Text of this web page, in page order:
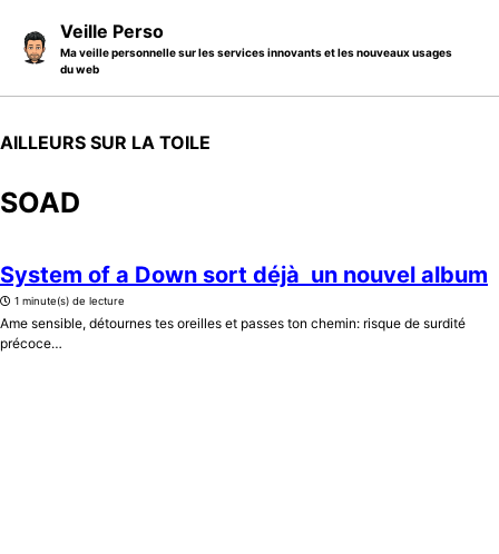
Veille Perso
Ma veille personnelle sur les services innovants et les nouveaux usages
du web
AILLEURS SUR LA TOILE
SOAD
System of a Down sort déjà un nouvel album
1 minute(s) de lecture
Ame sensible, détournes tes oreilles et passes ton chemin: risque de surdité
précoce…